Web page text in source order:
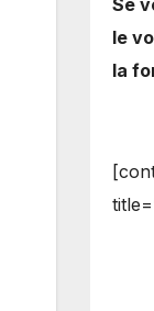
Se
le
la